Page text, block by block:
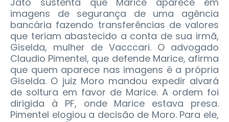
imagens de segurança de uma agência
bancária fazendo transferências de valores
que teriam abastecido a conta de sua irmã,
Giselda, mulher de Vacccari. O advogado
Claudio Pimentel, que defende Marice, afirma
que quem aparece nas imagens é a própria
Giselda. O juiz Moro mandou expedir alvará
de soltura em favor de Marice. A ordem foi
dirigida à PF, onde Marice estava presa.
Pimentel elogiou a decisão de Moro. Para ele,